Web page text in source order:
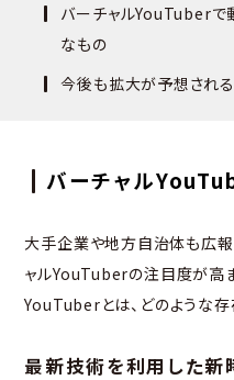
バーチャルYouTuberで
なもの
今後も拡大が予想され
バーチャル
大手企業や地方自治体も広報
ャルYouTuberの注目度が高ま
YouTuberとは、どのような存
最新技術を利用した新